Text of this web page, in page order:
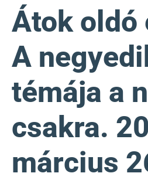
Átok oldó
A
témája a
csakra.
március